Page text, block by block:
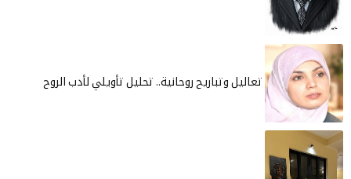
تعاليل وتباريح روحانية.. تحليل تأويلي لأدب الروح